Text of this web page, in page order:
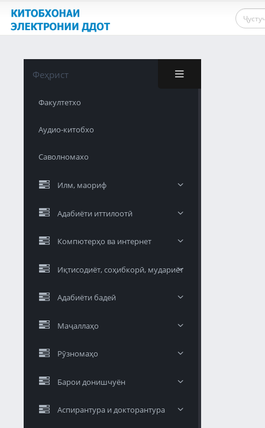
Феҳрист
Факултетхо
Аудио-китобхо
Саволномахо
Илм, маориф
Адабиёти иттилоотӣ
Компютерҳо ва интернет
Иқтисодиёт, соҳибкорӣ, мудариёт
Адабиёти бадеӣ
Маҷаллаҳо
Рӯзномаҳо
Барои донишчуён
Аспирантура и докторантура